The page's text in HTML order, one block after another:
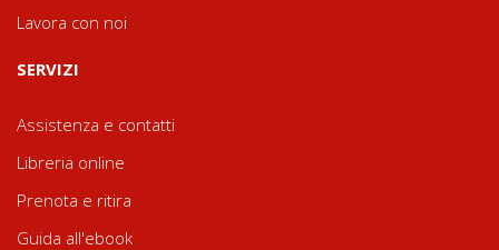
Lavora con noi
SERVIZI
Assistenza e contatti
Libreria online
Prenota e ritira
Guida all'ebook